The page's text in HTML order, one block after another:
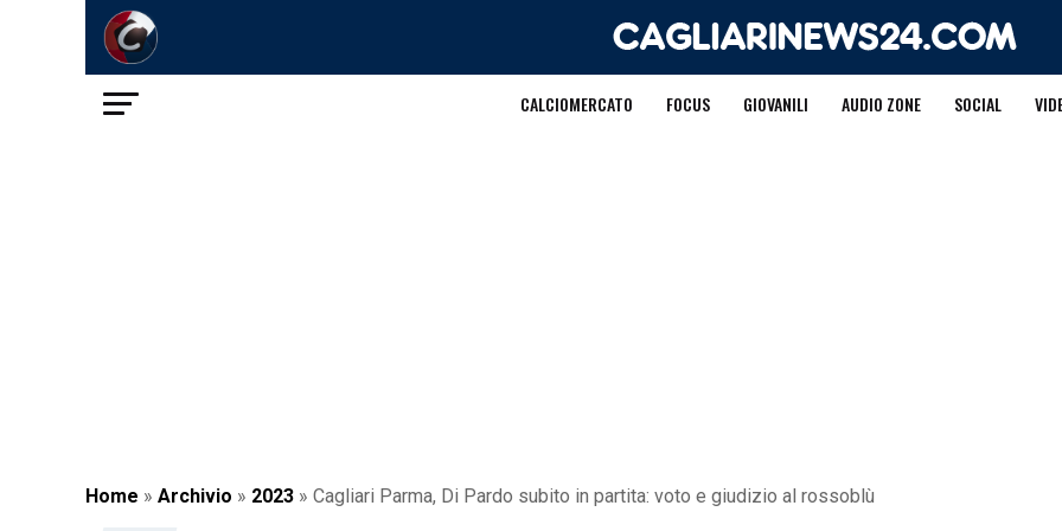
CALCIOMERCATO FOCUS GIOVANILI AUDIO ZONE SOCIAL
Home » Archivio » 2023 » Cagliari Parma, Di Pardo subito in partita: voto e giudizio al rossoblù